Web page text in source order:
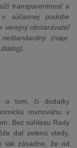
transparentnosť a
súčasnej podobe
verejný obstarávateľ
(napr.
o tom, či dodatky
rovnováhu v
Bez súhlasu Rady
dať zelenú vtedy,
tak zásadne, že od